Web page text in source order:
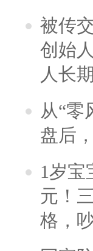
被传
创始
人长
从“零
盘后
1岁宝
元！
格，